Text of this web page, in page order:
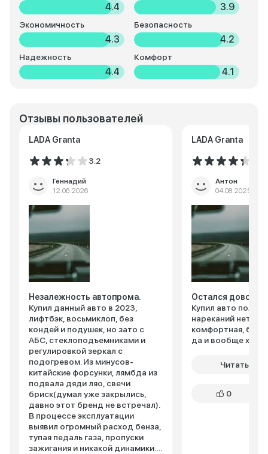
4.4 3.9
Экономичность
4.3
Безопасность
4.2
Надежность
4.4
Комфорт
4.1
Отзывы пользователей
LADA Granta
3.2
Геннадий
12.06.2026
Незалежность автопрома.
Купил данный авто в 2023,
лифтбэк, восьмиклоп, без
кондей и подушек, но зато с
АБС, стеклоподъемниками и
регулировкой зеркал с
подогревом. Из минусов-
китайские форсунки, лямбда из
подвала дяди ляо, свечи
бриск(думал уже закрылись,
давно этот бренд не встречал).
В процессе эксплуатации
выявил огромный расход бенза,
тупая педаль газа, пропуски
зажигания и никакой динамики.
LADA Granta
Антон
04.08.2025
Остался доволен
Купил авто пол
нареканий нет,
комфортная,
да и вообще
Читать
0